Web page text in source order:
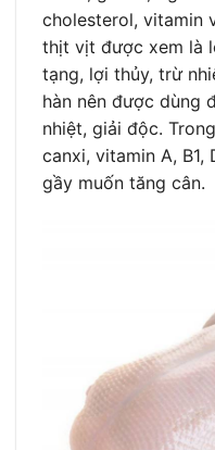
cholesterol, vitamin
thịt vịt được xem là
tạng, lợi thủy, trừ
hàn nên được dùng
nhiệt, giải độc.
canxi, vitamin A,
gầy muốn tăng cân.